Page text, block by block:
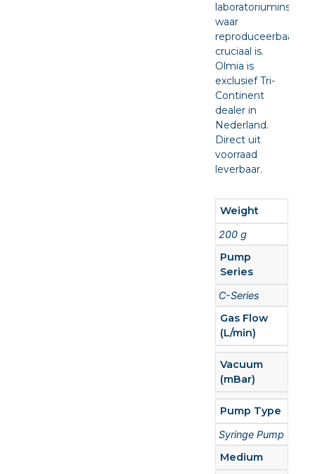
waar
cruciaal is.
Olmia is
exclusief Tri-
Continent
dealer in
Nederland.
Direct uit
voorraad
leverbaar.
Weight
200 g
Pump
Series
C-Series
Gas Flow
(L/min)
Vacuum
(mBar)
Pump Type
Syringe Pump
Medium